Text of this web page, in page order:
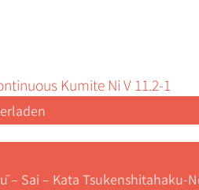
Kumite Ni V 11.2-1
– Sai – Kata Tsukenshitahaku-